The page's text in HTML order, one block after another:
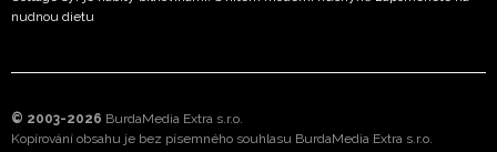
nudnou dietu
© 2003-2026 BurdaMedia Extra s.r.o.
Kopírování obsahu je bez písemného souhlasu BurdaMedia Extra s.r.o.